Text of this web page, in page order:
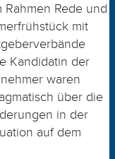
Rede und
mit
Kandidatin der
waren
über die
in der
auf dem